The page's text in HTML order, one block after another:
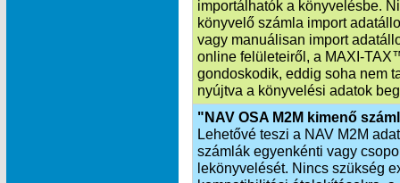
importálhatók a könyvelésbe.
könyvelő számla import
vagy manuálisan import
online felületeiről, a
gondoskodik, eddig soha nem
nyújtva a könyvelési adatok
"NAV OSA M2M kimenő
Lehetővé teszi a NAV M2M
számlák egyenkénti vagy
lekönyvelését. Nincs szükség